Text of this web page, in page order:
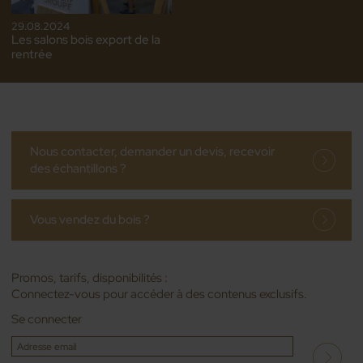
29.08.2024
Les salons bois export de la
rentrée
Nous contacter, demander un devis, recevoir
des échantillons ?
Vous vendez du bois ?
Promos, tarifs, disponibilités :
Connectez-vous pour accéder à des contenus exclusifs.
Se connecter